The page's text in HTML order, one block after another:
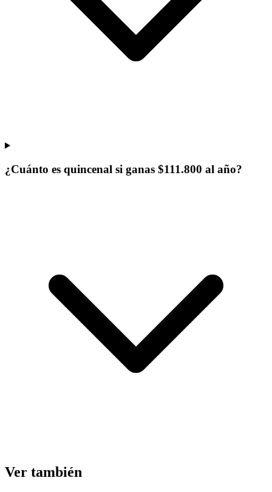
¿Cuánto es quincenal si ganas $111.800 al año?
Ver también